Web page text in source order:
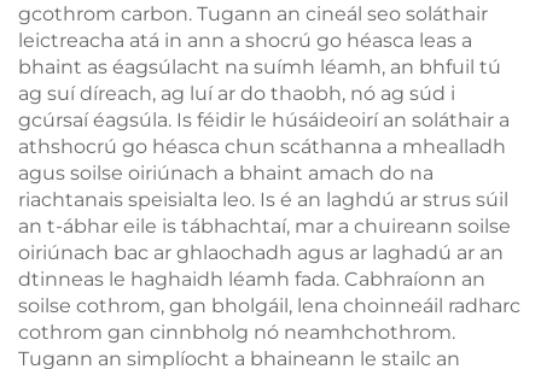
gcothrom carbon. Tugann an cineál seo soláthair
leictreacha atá in ann a shocrú go héasca leas a
bhaint as éagsúlacht na suímh léamh, an bhfuil tú
ag suí díreach, ag luí ar do thaobh, nó ag súd i
gcúrsaí éagsúla. Is féidir le húsáideoirí an soláthair a
athshocrú go héasca chun scáthanna a mhealladh
agus soilse oiriúnach a bhaint amach do na
riachtanais speisialta leo. Is é an laghdú ar strus súil
an t-ábhar eile is tábhachtaí, mar a chuireann soilse
oiriúnach bac ar ghlaochadh agus ar laghadú ar an
dtinneas le haghaidh léamh fada. Cabhraíonn an
soilse cothrom, gan bholgáil, lena choinneáil radharc
cothrom gan cinnbholg nó neamhchothrom.
Tugann an simplíocht a bhaineann le stailc an